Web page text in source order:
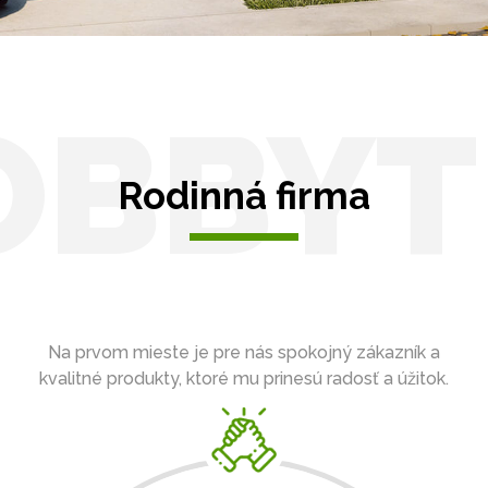
Rodinná firma
Na prvom mieste je pre nás spokojný zákazník a
kvalitné produkty, ktoré mu prinesú radosť a úžitok.